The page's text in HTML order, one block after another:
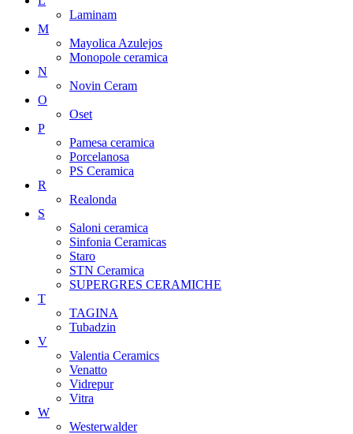
Laminam
M
Mayolica Azulejos
Monopole ceramica
N
Novin Ceram
O
Oset
P
Pamesa ceramica
Porcelanosa
PS Ceramica
R
Realonda
S
Saloni ceramica
Sinfonia Ceramicas
Staro
STN Ceramica
SUPERGRES CERAMICHE
T
TAGINA
Tubadzin
V
Valentia Ceramics
Venatto
Vidrepur
Vitra
W
Westerwalder